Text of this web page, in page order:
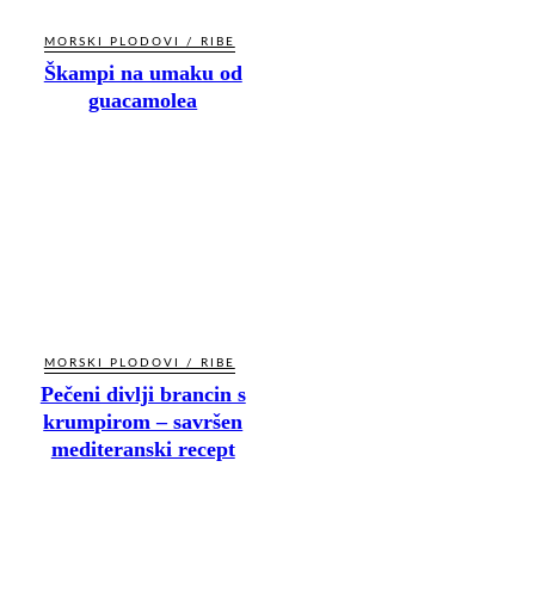
MORSKI PLODOVI / RIBE
Škampi na umaku od
guacamolea
MORSKI PLODOVI / RIBE
Pečeni divlji brancin s
krumpirom – savršen
mediteranski recept